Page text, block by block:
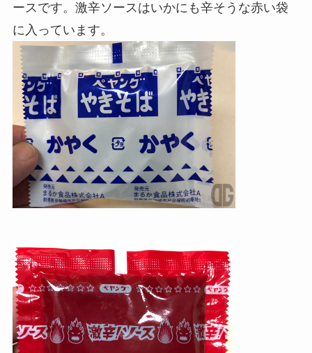
ースです。激辛ソースはいかにも辛そうな赤い袋
に入っています。